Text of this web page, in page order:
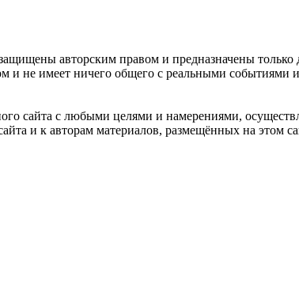
авторским правом и предназначены только
не имеет ничего общего с реальными событиями
сайта с любыми целями и намерениями,
и к авторам материалов, размещённых на этом